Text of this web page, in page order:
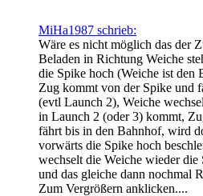
MiHa1987 schrieb:
Wäre es nicht möglich das der
Beladen in Richtung Weiche
die Spike hoch (Weiche ist den
Zug kommt von der Spike und
(evtl Launch 2), Weiche
in Launch 2 (oder 3) kommt,
fährt bis in den Bahnhof, wird
vorwärts die Spike hoch
wechselt die Weiche wieder
und das gleiche dann nochmal
Zum Vergrößern anklicken....